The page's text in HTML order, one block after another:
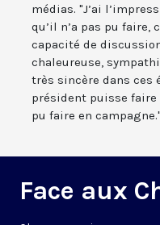
médias. "J’ai
qu’il n’a pas pu faire,
capacité de
chaleureuse,
très sincère dans ces
président puisse faire
pu faire en campagne."
Face aux